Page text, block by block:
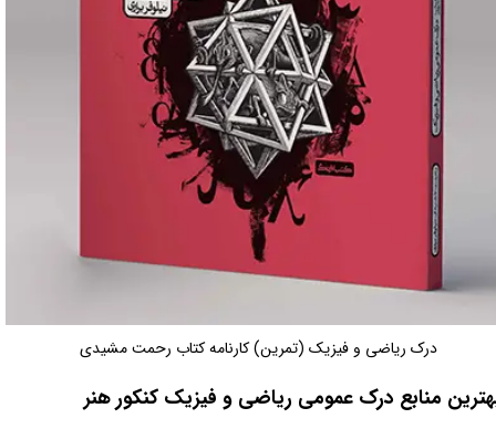
درک ریاضی و فیزیک (تمرین) کارنامه کتاب رحمت مشیدی
منابع درک عمومی ریاضی و فیزیک کنکور هنر